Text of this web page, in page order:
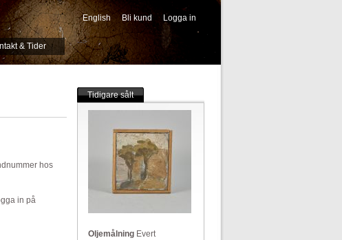
& Tider
English Bli kund Logga in
-->
hos
in på
Tidigare sålt
OljemålningEvert